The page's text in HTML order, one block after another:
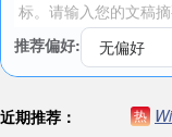
推荐偏好:
近期推荐： 热